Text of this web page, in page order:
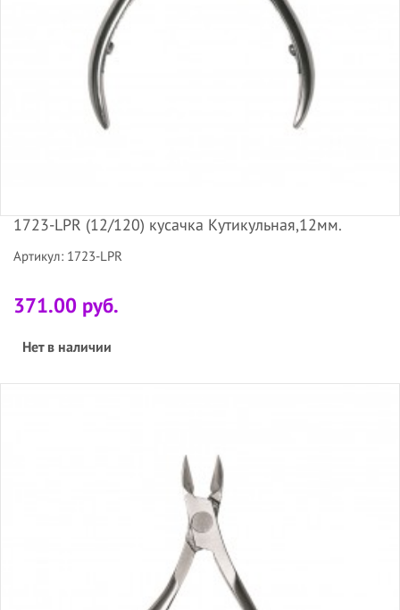
1723-LPR (12/120) кусачка Кутикульная,12мм.
Артикул: 1723-LPR
371.00 руб.
Нет в наличии